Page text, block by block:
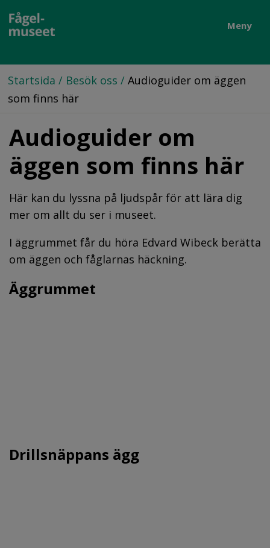
Meny
Startsida / Besök oss / Audioguider om äggen
som finns här
Audioguider om
äggen som finns här
Här kan du lyssna på ljudspår för att lära dig
mer om allt du ser i museet.
I äggrummet får du höra Edvard Wibeck berätta
om äggen och fåglarnas häckning.
Äggrummet
Drillsnäppans ägg